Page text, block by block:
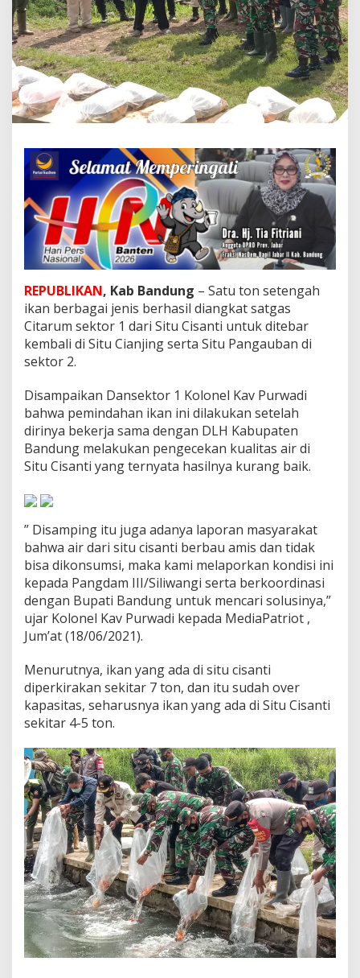
o
r
1
T
e
b
a
r
B
r
b
a
a
i
J
e
n
s
I
k
a
S
i
t
C
i
n
g
REPUBLIKAN, Kab Bandung – Satu ton setengah
ikan berbagai jenis berhasil diangkat satgas
Citarum sektor 1 dari Situ Cisanti untuk ditebar
kembali di Situ Cianjing serta Situ Pangauban di
sektor 2.
Disampaikan Dansektor 1 Kolonel Kav Purwadi
bahwa pemindahan ikan ini dilakukan setelah
dirinya bekerja sama dengan DLH Kabupaten
Bandung melakukan pengecekan kualitas air di
Situ Cisanti yang ternyata hasilnya kurang baik.
” Disamping itu juga adanya laporan masyarakat
bahwa air dari situ cisanti berbau amis dan tidak
bisa dikonsumsi, maka kami melaporkan kondisi ini
kepada Pangdam III/Siliwangi serta berkoordinasi
dengan Bupati Bandung untuk mencari solusinya,”
ujar Kolonel Kav Purwadi kepada MediaPatriot ,
Jum’at (18/06/2021).
Menurutnya, ikan yang ada di situ cisanti
diperkirakan sekitar 7 ton, dan itu sudah over
kapasitas, seharusnya ikan yang ada di Situ Cisanti
sekitar 4-5 ton.